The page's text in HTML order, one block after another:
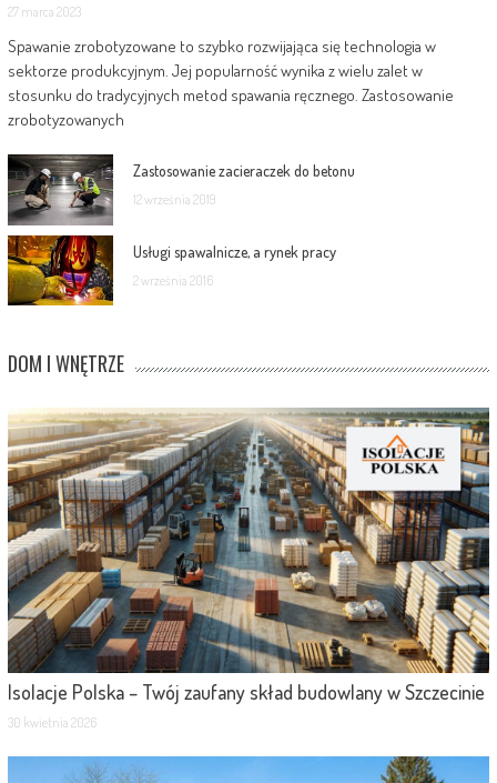
27 marca 2023
Spawanie zrobotyzowane to szybko rozwijająca się technologia w
sektorze produkcyjnym. Jej popularność wynika z wielu zalet w
stosunku do tradycyjnych metod spawania ręcznego. Zastosowanie
zrobotyzowanych
Zastosowanie zacieraczek do betonu
12 września 2019
Usługi spawalnicze, a rynek pracy
2 września 2016
DOM I WNĘTRZE
Isolacje Polska – Twój zaufany skład budowlany w Szczecinie
30 kwietnia 2026